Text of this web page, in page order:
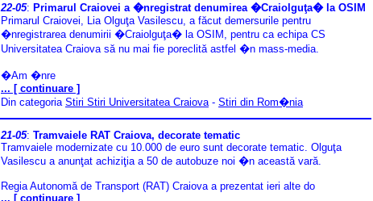
22-05: Primarul Craiovei a �nregistrat denumirea �Craiolguţa� la OSIM
Primarul Craiovei, Lia Olguţa Vasilescu, a făcut demersurile pentru
�nregistrarea denumirii �Craiolguţa� la OSIM, pentru ca echipa CS
Universitatea Craiova să nu mai fie poreclită astfel �n mass-media.
�Am �nre
... [ continuare ]
Din categoria Stiri Stiri Universitatea Craiova - Stiri din Rom�nia
21-05: Tramvaiele RAT Craiova, decorate tematic
Tramvaiele modernizate cu 10.000 de euro sunt decorate tematic. Olguţa
Vasilescu a anunţat achiziţia a 50 de autobuze noi �n această vară.
Regia Autonomă de Transport (RAT) Craiova a prezentat ieri alte do
... [ continuare ]